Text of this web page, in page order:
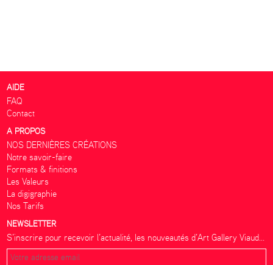
AIDE
FAQ
Contact
A PROPOS
NOS DERNIÈRES CRÉATIONS
Notre savoir-faire
Formats & finitions
Les Valeurs
La digigraphie
Nos Tarifs
NEWSLETTER
S’inscrire pour recevoir l’actualité, les nouveautés d’Art Gallery Viaud...